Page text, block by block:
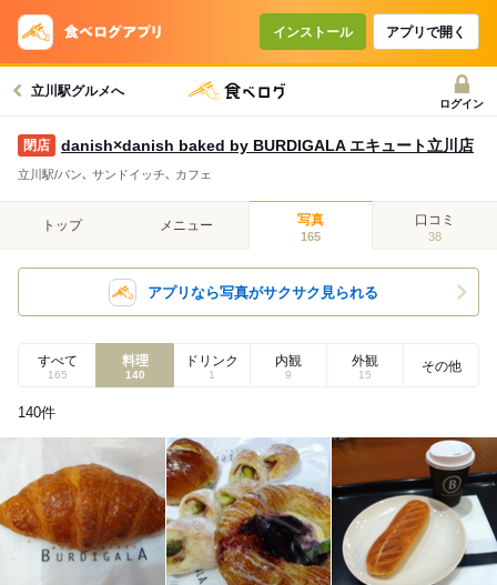
インストール アプリで開く
立川駅グルメへ
ログイン
danish×danish baked by BURDIGALA エキュート立川店
立川駅/パン､ サンドイッチ､ カフェ
トップ メニュー 写真
165
口コミ
38
アプリなら写真がサクサク見られる
すべて
165
料理
140
ドリンク
1
内観
9
外観
15
その他
140件